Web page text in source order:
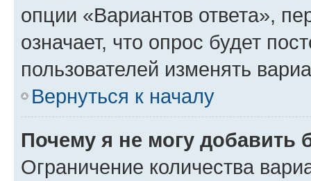
опции «Вариантов ответа»,
означает, что опрос будет
пользователей изменять
Вернуться к началу
Почему я не могу добавить
Ограничение количества